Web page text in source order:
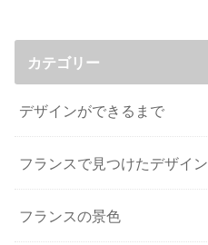
カテゴリー
デザインができるまで
フランスで見つけたデザイン
フランスの景色